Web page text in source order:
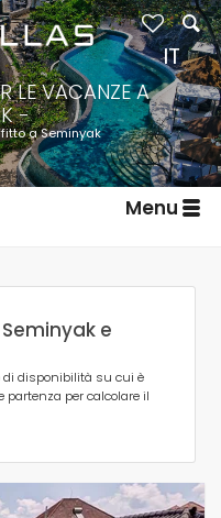
LE VACANZE A
-
a Seminyak
Menu
e
disponibilità su cui è
partenza per calcolare il
IT